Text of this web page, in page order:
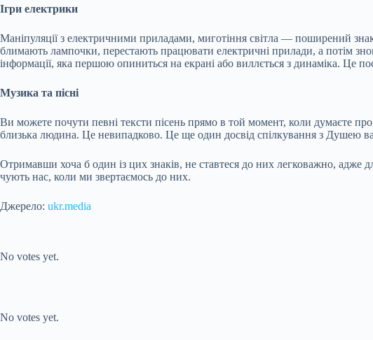
Ігри електрики
Маніпуляції з електричними приладами, миготіння світла — поширений
блимають лампочки, перестають працювати електричні прилади, а потім
інформації, яка першою опиниться на екрані або виллється з динаміка. Це
Музика та пісні
Ви можете почути певні тексти пісень прямо в той момент, коли думаєте
близька людина. Це невипадково. Це ще один досвід спілкування з Душею
Отримавши хоча б один із цих знаків, не ставтеся до них легковажно,
чують нас, коли ми звертаємось до них.
Джерело: ukr.media
No votes yet.
No votes yet.